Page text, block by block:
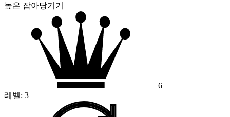
높은 잡아당기기
6
레벨: 3